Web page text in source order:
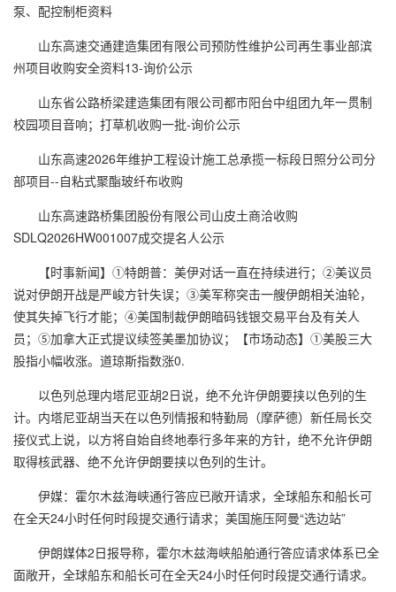
泵、配控制柜资料
山东高速交通建造集团有限公司预防性维护公司再生事业部滨
州项目收购安全资料13-询价公示
山东省公路桥梁建造集团有限公司都市阳台中组团九年一贯制
校园项目音响；打草机收购一批-询价公示
山东高速2026年维护工程设计施工总承揽一标段日照分公司分
部项目--自粘式聚酯玻纤布收购
山东高速路桥集团股份有限公司山皮土商洽收购
SDLQ2026HW001007成交提名人公示
【时事新闻】①特朗普：美伊对话一直在持续进行；②美议员
说对伊朗开战是严峻方针失误；③美军称突击一艘伊朗相关油轮，
使其失掉飞行才能；④美国制裁伊朗暗码钱银交易平台及有关人
员；⑤加拿大正式提议续签美墨加协议；【市场动态】①美股三大
股指小幅收涨。道琼斯指数涨0.
以色列总理内塔尼亚胡2日说，绝不允许伊朗要挟以色列的生
计。内塔尼亚胡当天在以色列情报和特勤局（摩萨德）新任局长交
接仪式上说，以方将自始自终地奉行多年来的方针，绝不允许伊朗
取得核武器、绝不允许伊朗要挟以色列的生计。
伊媒：霍尔木兹海峡通行答应已敞开请求，全球船东和船长可
在全天24小时任何时段提交通行请求；美国施压阿曼“选边站”
伊朗媒体2日报导称，霍尔木兹海峡船舶通行答应请求体系已全
面敞开，全球船东和船长可在全天24小时任何时段提交通行请求。